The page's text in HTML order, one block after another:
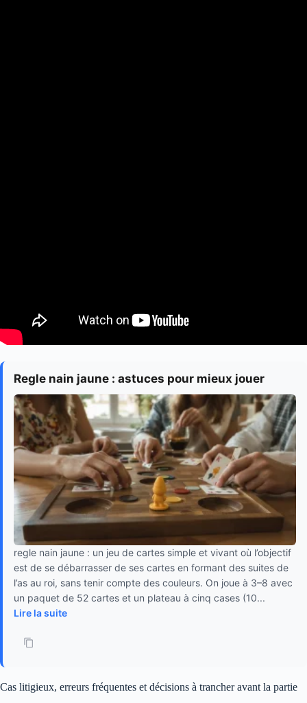
Regle nain jaune : astuces pour mieux jouer
regle nain jaune : un jeu de cartes simple et vivant où l’objectif
est de se débarrasser de ses cartes en formant des suites de
l’as au roi, sans tenir compte des couleurs. On joue à 3–8 avec
un paquet de 52 cartes et un plateau à cinq cases (10...
Lire la suite
Cas litigieux, erreurs fréquentes et décisions à trancher avant la partie